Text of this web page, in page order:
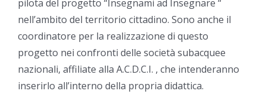
pilota del progetto “Insegnami ad Insegnare “
nell’ambito del territorio cittadino. Sono anche il
coordinatore per la realizzazione di questo
progetto nei confronti delle società subacquee
nazionali, affiliate alla A.C.D.C.I. , che intenderanno
inserirlo all’interno della propria didattica.